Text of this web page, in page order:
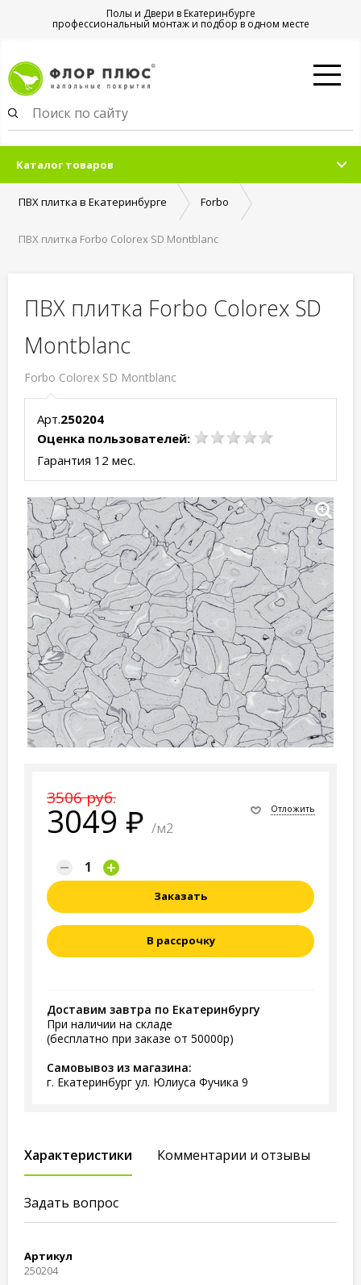
Полы и Двери в Екатеринбурге
профессиональный монтаж и подбор в одном месте
Каталог товаров
ПВХ плитка в Екатеринбурге Forbo
ПВХ плитка Forbo Colorex SD Montblanc
ПВХ плитка Forbo Colorex SD
Montblanc
Forbo Colorex SD Montblanc
Арт.250204
Оценка пользователей:
Гарантия 12 мес.
3506 руб.
3049 /м2
Отложить
Заказать
В рассрочку
Доставим завтра по Екатеринбургу
При наличии на складе
(бесплатно при заказе от 50000р)
Самовывоз из магазина:
г. Екатеринбург ул. Юлиуса Фучика 9
Характеристики Комментарии и отзывы
Задать вопрос
Артикул
250204